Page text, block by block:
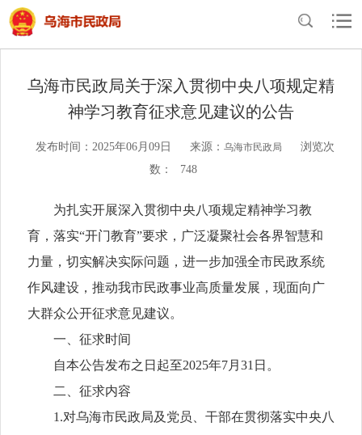
当前位置：首页>民政概况
乌海市民政局关于深入贯彻中央八项规定精
神学习教育征求意见建议的公告
发布时间：2025年06月09日 来源： 乌海市民政局
浏览次
数：
748
为扎实开展深入贯彻中央八项规定精神学习教
育，落实“开门教育”要求，广泛凝聚社会各界智慧和
力量，切实解决实际问题，进一步加强全市民政系统
作风建设，推动我市民政事业高质量发展，现面向广
大群众公开征求意见建议。
一、征求时间
自本公告发布之日起至2025年7月31日。
二、征求内容
1.对乌海市民政局及党员、干部在贯彻落实中央八